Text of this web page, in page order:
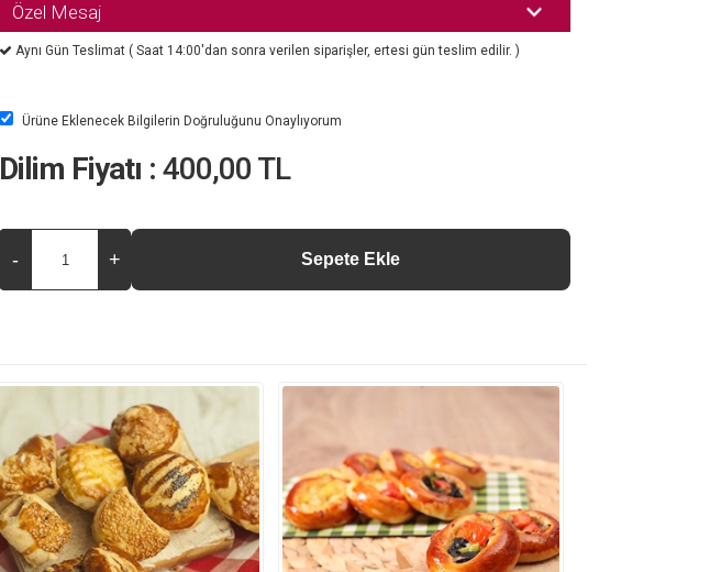
Özel Mesaj
Aynı Gün Teslimat ( Saat 14:00'dan sonra verilen siparişler, ertesi gün teslim edilir. )
Ürüne Eklenecek Bilgilerin Doğruluğunu Onaylıyorum
Dilim Fiyatı : 400,00 TL